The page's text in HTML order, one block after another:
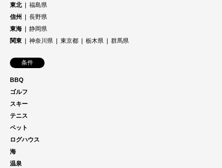
東北
福島県
信州
長野県
東海
静岡県
関東
神奈川県 東京都 栃木県 群馬県
条件
BBQ
ゴルフ
スキー
テニス
ペット
ログハウス
海
温泉